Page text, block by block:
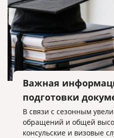
Важная
подготовки
В связи с сезонным
обращений и общей
консульские и визовые